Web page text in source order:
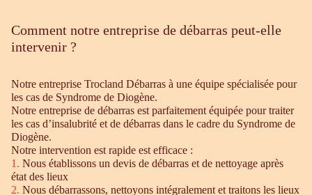
Comment notre entreprise de débarras peut-elle
intervenir ?
Notre entreprise Trocland Débarras à une équipe spécialisée pour
les cas de Syndrome de Diogène.
Notre entreprise de débarras est parfaitement équipée pour traiter
les cas d’insalubrité et de débarras dans le cadre du Syndrome de
Diogène.
Notre intervention est rapide est efficace :
1. Nous établissons un devis de débarras et de nettoyage après
état des lieux
2. Nous débarrassons, nettoyons intégralement et traitons les lieux